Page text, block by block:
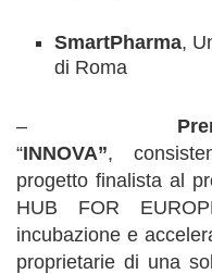
SmartPharma,
di Roma
–
“INNOVA”,
progetto finalista al
HUB FOR
incubazione e
proprietarie di una